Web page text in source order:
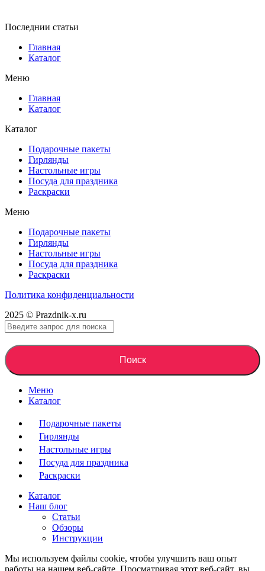
Последнии статьи
Главная
Каталог
Меню
Главная
Каталог
Каталог
Подарочные пакеты
Гирлянды
Настольные игры
Посуда для праздника
Раскраски
Меню
Подарочные пакеты
Гирлянды
Настольные игры
Посуда для праздника
Раскраски
Политика конфиденциальности
2025 © Prazdnik-x.ru
Поиск
Меню
Каталог
Подарочные пакеты
Гирлянды
Настольные игры
Посуда для праздника
Раскраски
Каталог
Наш блог
Статьи
Обзоры
Инструкции
Мы используем файлы cookie, чтобы улучшить ваш опыт
работы на нашем веб-сайте. Просматривая этот веб-сайт, вы